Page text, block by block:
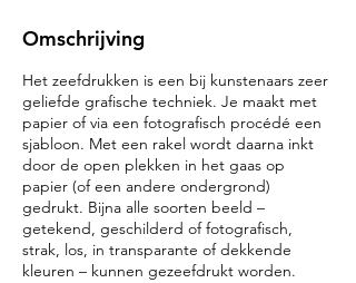
4
e
p
Omschrijving
Het zeefdrukken is een bij kunstenaars zeer
geliefde grafische techniek. Je maakt met
papier of via een fotografisch procédé een
sjabloon. Met een rakel wordt daarna inkt
door de open plekken in het gaas op
papier (of een andere ondergrond)
gedrukt. Bijna alle soorten beeld –
getekend, geschilderd of fotografisch,
strak, los, in transparante of dekkende
kleuren – kunnen gezeefdrukt worden.